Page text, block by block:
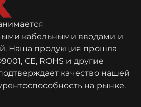
кабельными вводами и
Наша продукция прошла
CE, ROHS и другие
качество нашей
на рынке.